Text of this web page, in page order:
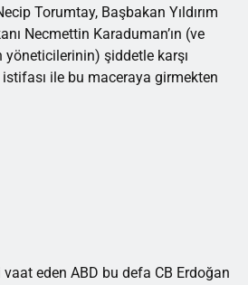
Torumtay, Başbakan Yıldırım
Necmettin Karaduman’ın (ve
yöneticilerinin) şiddetle karşı
istifası ile bu maceraya girmekten
eden ABD bu defa CB Erdoğan